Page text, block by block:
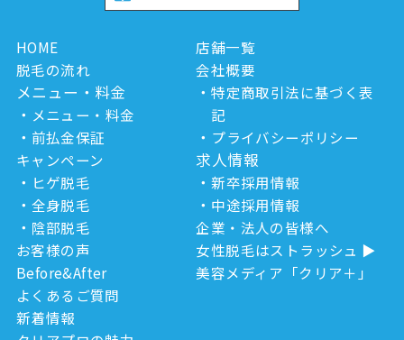
HOME
脱毛の流れ
メニュー・料金
メニュー・料金
前払金保証
キャンペーン
ヒゲ脱毛
全身脱毛
陰部脱毛
お客様の声
Before&After
よくあるご質問
新着情報
店舗一覧
会社概要
特定商取引法に基づく表
記
プライバシーポリシー
求人情報
新卒採用情報
中途採用情報
企業・法人の皆様へ
女性脱毛はストラッシュ
美容メディア「クリア＋」